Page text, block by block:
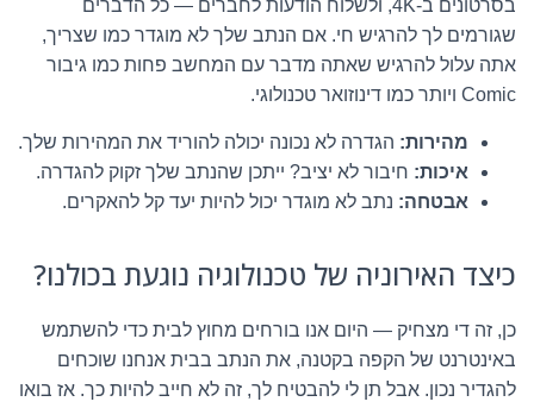
בסרטונים ב-4K, ולשלוח הודעות לחברים — כל הדברים
שגורמים לך להרגיש חי. אם הנתב שלך לא מוגדר כמו שצריך,
אתה עלול להרגיש שאתה מדבר עם המחשב פחות כמו גיבור
Comic ויותר כמו דינוזואר טכנולוגי.
מהירות: הגדרה לא נכונה יכולה להוריד את המהירות שלך.
איכות: חיבור לא יציב? ייתכן שהנתב שלך זקוק להגדרה.
אבטחה: נתב לא מוגדר יכול להיות יעד קל להאקרים.
כיצד האירוניה של טכנולוגיה נוגעת בכולנו?
כן, זה די מצחיק — היום אנו בורחים מחוץ לבית כדי להשתמש
באינטרנט של הקפה בקטנה, את הנתב בבית אנחנו שוכחים
להגדיר נכון. אבל תן לי להבטיח לך, זה לא חייב להיות כך. אז בואו